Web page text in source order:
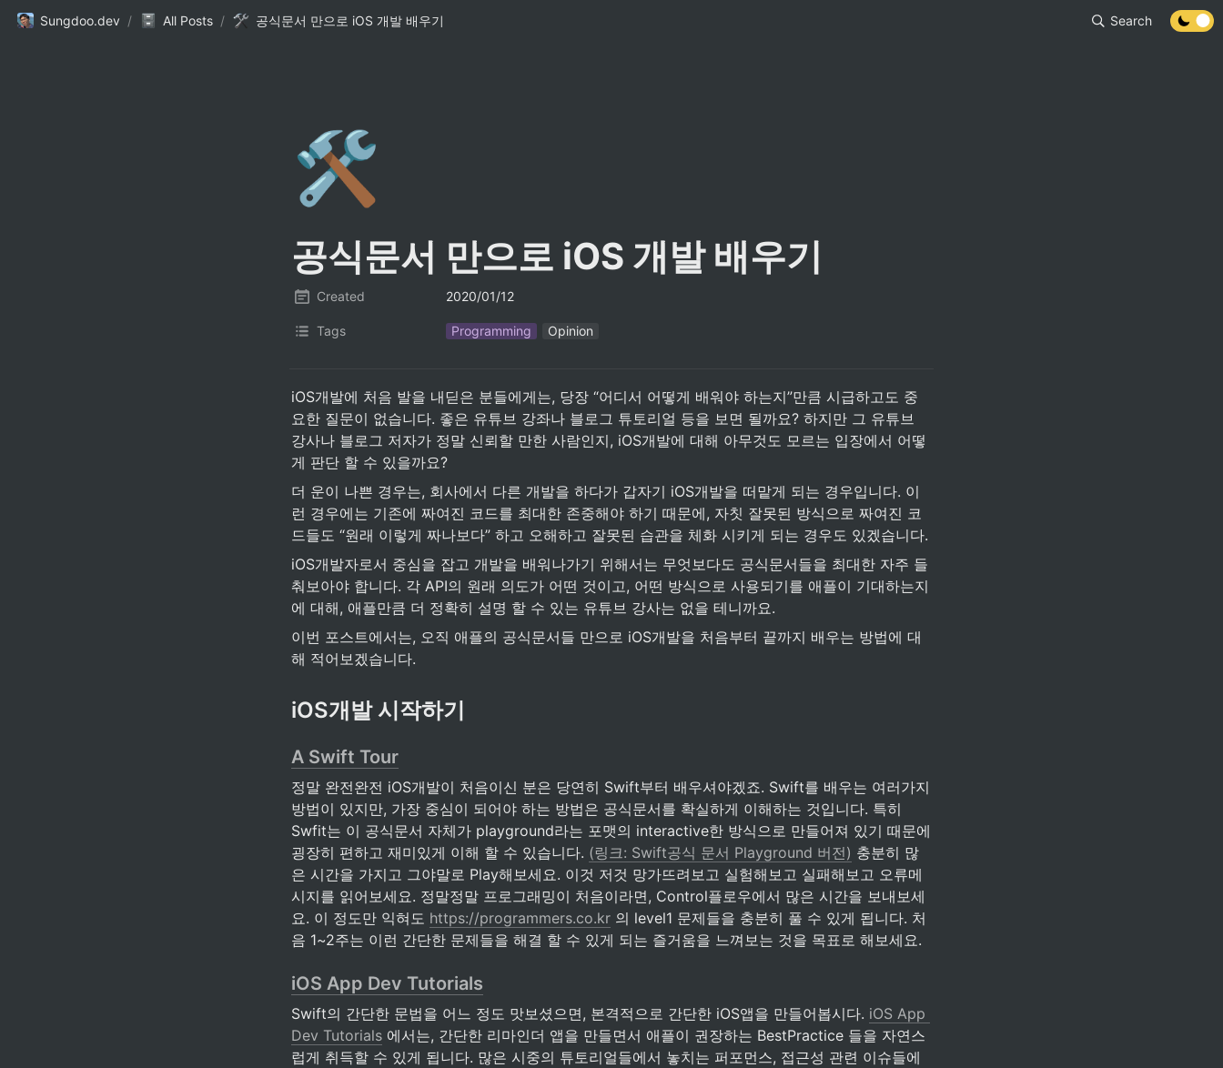
Sungdoo.dev / All Posts / 공식문서 만으로 iOS 개발 배우기 Search
🛠️
공식문서 만으로 iOS 개발 배우기
Created 2020/01/12
Tags Programming Opinion
iOS개발에 처음 발을 내딛은 분들에게는, 당장 “어디서 어떻게 배워야 하는지”만큼 시급하고도 중
요한 질문이 없습니다. 좋은 유튜브 강좌나 블로그 튜토리얼 등을 보면 될까요? 하지만 그 유튜브
강사나 블로그 저자가 정말 신뢰할 만한 사람인지, iOS개발에 대해 아무것도 모르는 입장에서 어떻
게 판단 할 수 있을까요?
더 운이 나쁜 경우는, 회사에서 다른 개발을 하다가 갑자기 iOS개발을 떠맡게 되는 경우입니다. 이
런 경우에는 기존에 짜여진 코드를 최대한 존중해야 하기 때문에, 자칫 잘못된 방식으로 짜여진 코
드들도 “원래 이렇게 짜나보다” 하고 오해하고 잘못된 습관을 체화 시키게 되는 경우도 있겠습니다.
iOS개발자로서 중심을 잡고 개발을 배워나가기 위해서는 무엇보다도 공식문서들을 최대한 자주 들
춰보아야 합니다. 각 API의 원래 의도가 어떤 것이고, 어떤 방식으로 사용되기를 애플이 기대하는지
에 대해, 애플만큼 더 정확히 설명 할 수 있는 유튜브 강사는 없을 테니까요.
이번 포스트에서는, 오직 애플의 공식문서들 만으로 iOS개발을 처음부터 끝까지 배우는 방법에 대
해 적어보겠습니다.
iOS개발 시작하기
A Swift Tour
정말 완전완전 iOS개발이 처음이신 분은 당연히 Swift부터 배우셔야겠죠. Swift를 배우는 여러가지
방법이 있지만, 가장 중심이 되어야 하는 방법은 공식문서를 확실하게 이해하는 것입니다. 특히
Swfit는 이 공식문서 자체가 playground라는 포맷의 interactive한 방식으로 만들어져 있기 때문에
굉장히 편하고 재미있게 이해 할 수 있습니다. (링크: Swift공식 문서 Playground 버전) 충분히 많
은 시간을 가지고 그야말로 Play해보세요. 이것 저것 망가뜨려보고 실험해보고 실패해보고 오류메
시지를 읽어보세요. 정말정말 프로그래밍이 처음이라면, Control플로우에서 많은 시간을 보내보세
요. 이 정도만 익혀도 https://programmers.co.kr 의 level1 문제들을 충분히 풀 수 있게 됩니다. 처
음 1~2주는 이런 간단한 문제들을 해결 할 수 있게 되는 즐거움을 느껴보는 것을 목표로 해보세요.
iOS App Dev Tutorials
Swift의 간단한 문법을 어느 정도 맛보셨으면, 본격적으로 간단한 iOS앱을 만들어봅시다. iOS App
Dev Tutorials 에서는, 간단한 리마인더 앱을 만들면서 애플이 권장하는 BestPractice 들을 자연스
럽게 취득할 수 있게 됩니다. 많은 시중의 튜토리얼들에서 놓치는 퍼포먼스, 접근성 관련 이슈들에